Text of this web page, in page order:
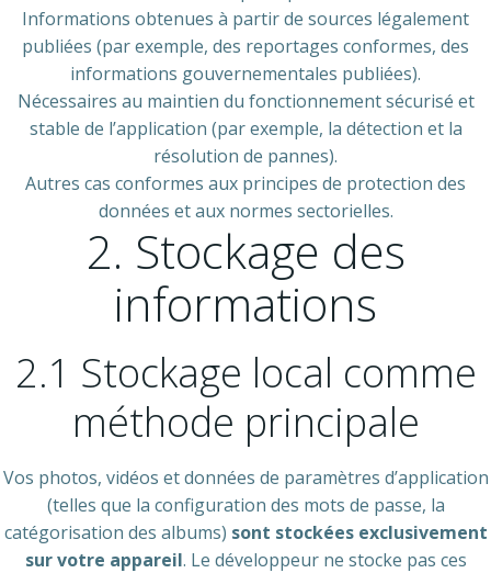
Informations obtenues à partir de sources légalement
publiées (par exemple, des reportages conformes, des
informations gouvernementales publiées).
Nécessaires au maintien du fonctionnement sécurisé et
stable de l’application (par exemple, la détection et la
résolution de pannes).
Autres cas conformes aux principes de protection des
données et aux normes sectorielles.
2. Stockage des
informations
2.1 Stockage local comme
méthode principale
Vos photos, vidéos et données de paramètres d’application
(telles que la configuration des mots de passe, la
catégorisation des albums) sont stockées exclusivement
sur votre appareil. Le développeur ne stocke pas ces